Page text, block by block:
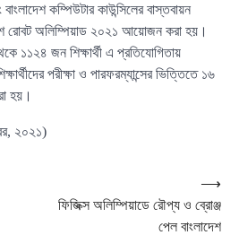
কম্পিউটার কাউন্সিলের বাস্তবায়ন
রোবট অলিম্পিয়াড ২০২১ আয়োজন করা হয়।
১১২৪ জন শিক্ষার্থী এ প্রতিযোগিতায়
পরীক্ষা ও পারফরম্যান্সের ভিত্তিতে ১৬
হয়।
২০২১)
ফিজিক্স অলিম্পিয়াডে রৌপ্য ও ব্রোঞ্জ
পেল বাংলাদেশ
⟶